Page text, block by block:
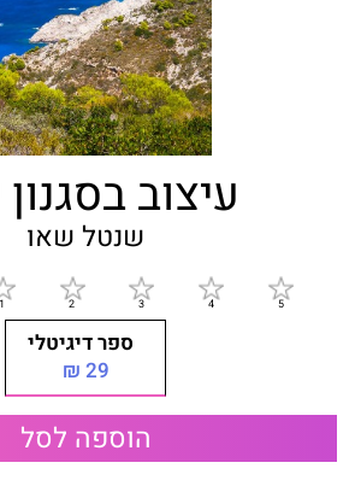
עיצוב בסגנון
שנטל שאו
ספר דיגיטלי
29 ₪
הוספה לסל